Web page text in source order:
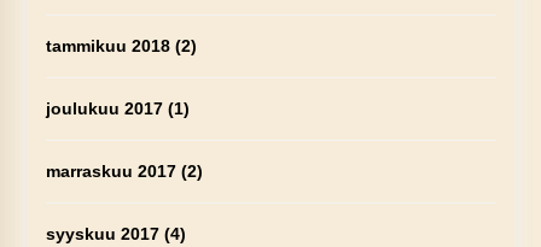
tammikuu 2018(2)
joulukuu 2017(1)
marraskuu 2017(2)
syyskuu 2017(4)